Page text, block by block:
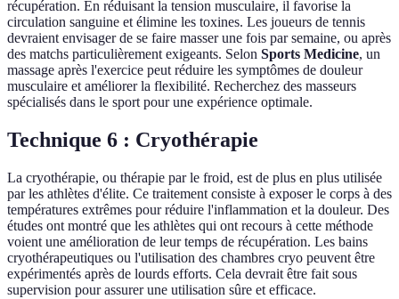
récupération. En réduisant la tension musculaire, il favorise la
circulation sanguine et élimine les toxines. Les joueurs de tennis
devraient envisager de se faire masser une fois par semaine, ou après
des matchs particulièrement exigeants. Selon Sports Medicine, un
massage après l'exercice peut réduire les symptômes de douleur
musculaire et améliorer la flexibilité. Recherchez des masseurs
spécialisés dans le sport pour une expérience optimale.
Technique 6 : Cryothérapie
La cryothérapie, ou thérapie par le froid, est de plus en plus utilisée
par les athlètes d'élite. Ce traitement consiste à exposer le corps à des
températures extrêmes pour réduire l'inflammation et la douleur. Des
études ont montré que les athlètes qui ont recours à cette méthode
voient une amélioration de leur temps de récupération. Les bains
cryothérapeutiques ou l'utilisation des chambres cryo peuvent être
expérimentés après de lourds efforts. Cela devrait être fait sous
supervision pour assurer une utilisation sûre et efficace.